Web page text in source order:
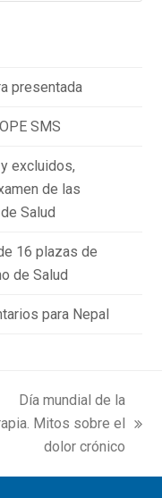
presentada
SMS
excluidos,
de las
Salud
16 plazas de
de Salud
para Nepal
Día mundial de la
Mitos sobre el
dolor crónico